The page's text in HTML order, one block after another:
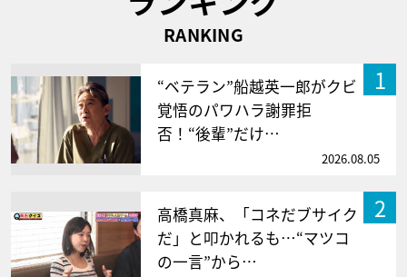
RANKING
1
“ベテラン”船越英一郎がクビ
覚悟のパワハラ謝罪拒
否！“後輩”だけ…
2026.08.05
2
高橋真麻、「コネだブサイク
だ」と叩かれるも…“マツコ
の一言”から…